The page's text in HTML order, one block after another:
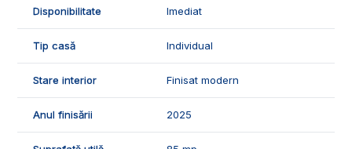
Disponibilitate Imediat
Tip casă Individual
Stare interior Finisat modern
Anul finisării 2025